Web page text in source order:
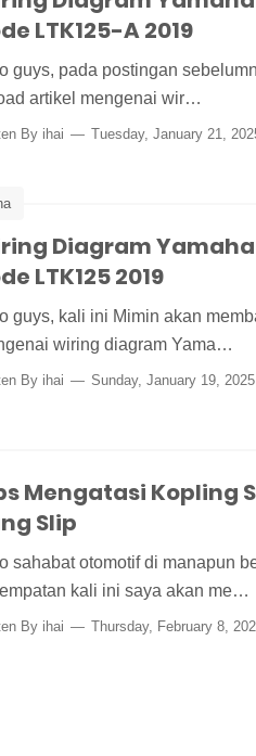
LTK125-A 2019
guys, pada postingan
artikel mengenai wir…
By ihai Tuesday, January 21,
Diagram Yamaha
LTK125 2019
guys, kali ini Mimin akan
wiring diagram Yama…
By ihai Sunday, January 19, 2025
Mengatasi Kopling
Slip
sahabat otomotif di manapun
kali ini saya akan me…
By ihai Thursday, February 8,